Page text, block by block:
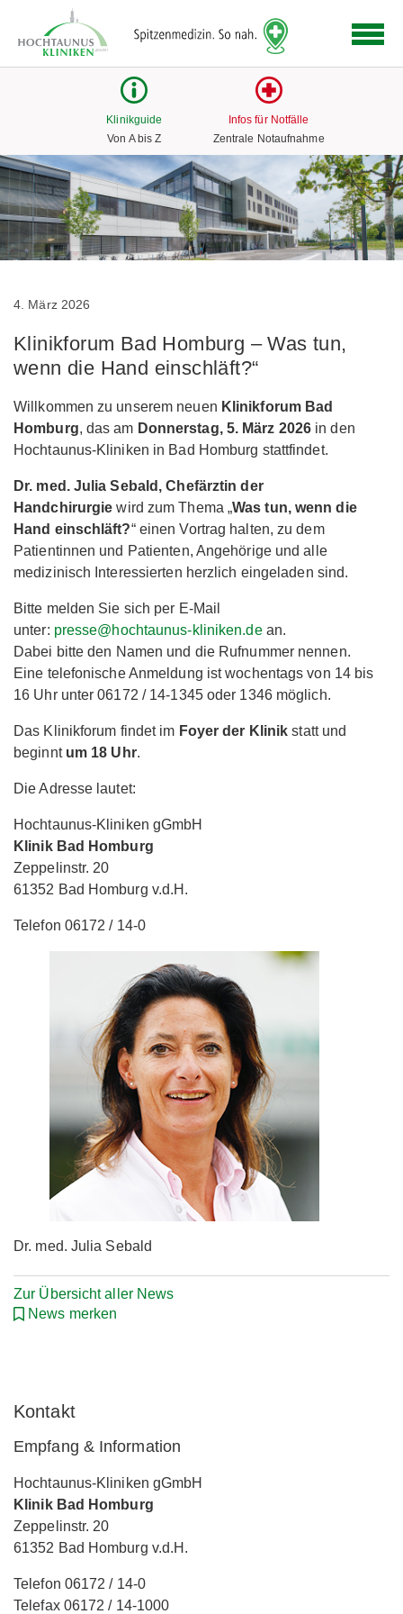
Link
zur
Startseite
Klinikguide
Von A bis Z
Infos für Notfälle
Zentrale Notaufnahme
4. März 2026
Klinikforum Bad Homburg – Was tun,
wenn die Hand einschläft?“
Willkommen zu unserem neuen Klinikforum Bad
Homburg, das am Donnerstag, 5. März 2026 in den
Hochtaunus-Kliniken in Bad Homburg stattfindet.
Dr. med. Julia Sebald, Chefärztin der
Handchirurgiewird zum Thema „Was tun, wenn die
Hand einschläft?“ einen Vortrag halten, zu dem
Patientinnen und Patienten, Angehörige und alle
medizinisch Interessierten herzlich eingeladen sind.
Bitte melden Sie sich per E-Mail
unter: presse@hochtaunus-kliniken.dean.
Dabei bitte den Namen und die Rufnummer nennen.
Eine telefonische Anmeldung ist wochentags von 14 bis
16 Uhr unter 06172 / 14-1345 oder 1346 möglich.
Das Klinikforum findet im Foyer der Klinikstatt und
beginnt um 18 Uhr.
Die Adresse lautet:
Hochtaunus-Kliniken gGmbH
Klinik Bad Homburg
Zeppelinstr. 20
61352 Bad Homburg v.d.H.
Telefon 06172 / 14-0
Dr. med. Julia Sebald
Zur Übersicht aller News
News merken
Kontakt
Empfang & Information
Hochtaunus-Kliniken gGmbH
Klinik Bad Homburg
Zeppelinstr. 20
61352 Bad Homburg v.d.H.
Telefon 06172 / 14-0
Telefax 06172 / 14-1000